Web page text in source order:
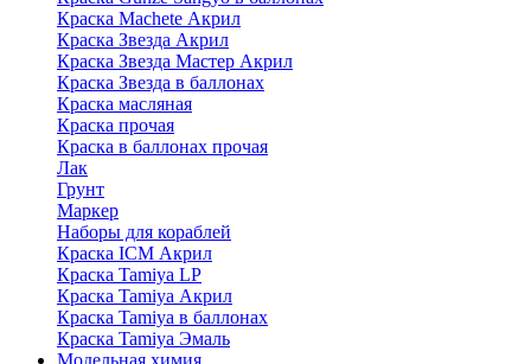
Краска Machete Акрил
Краска Звезда Акрил
Краска Звезда Мастер Акрил
Краска Звезда в баллонах
Краска масляная
Краска прочая
Краска в баллонах прочая
Лак
Грунт
Маркер
Наборы для кораблей
Краска ICM Акрил
Краска Tamiya LP
Краска Tamiya Акрил
Краска Tamiya в баллонах
Краска Tamiya Эмаль
Модельная химия